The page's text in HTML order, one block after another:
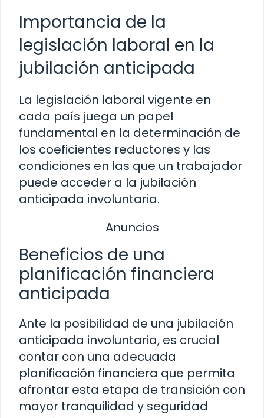
Importancia de la
legislación laboral en la
jubilación anticipada
La legislación laboral vigente en
cada país juega un papel
fundamental en la determinación de
los coeficientes reductores y las
condiciones en las que un trabajador
puede acceder a la jubilación
anticipada involuntaria.
Anuncios
Beneficios de una
planificación financiera
anticipada
Ante la posibilidad de una jubilación
anticipada involuntaria, es crucial
contar con una adecuada
planificación financiera que permita
afrontar esta etapa de transición con
mayor tranquilidad y seguridad